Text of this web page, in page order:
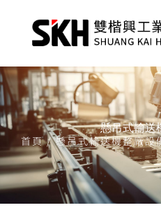
懸吊式輸送
首頁/懸吊式輸送機整廠設